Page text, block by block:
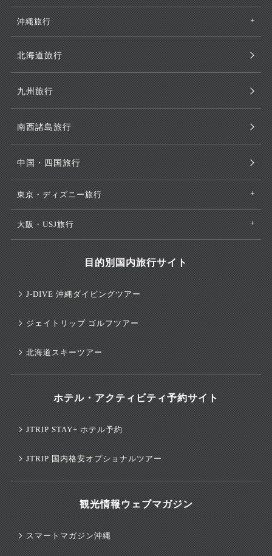
沖縄旅行
北海道旅行
九州旅行
南西諸島旅行
中国・四国旅行
東京・ディズニー旅行
大阪・USJ旅行
目的別国内旅行サイト
J-DIVE 沖縄ダイビングツアー
ジェイトリップ ゴルフツアー
北海道スキーツアー
ホテル・アクティビティ予約サイト
JTRIP STAY+ ホテル予約
JTRIP 国内格安オプショナルツアー
観光情報ウェブマガジン
スマートマガジン沖縄